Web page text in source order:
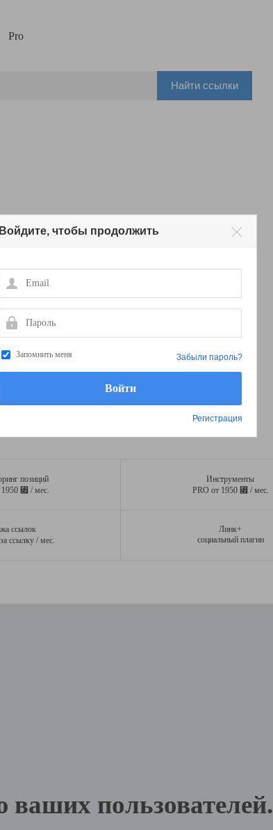
Pro
Найти ссылки
позиций
⃏ / мес.
Инструменты
PRO от 1950 ⃏ / мес.
ссылок
за ссылку / мес.
Линк+
социальный плагин
пользователей.
Войдите, чтобы продолжить
Email
Пароль
Запомнить меня
Регистрация
Забыли пароль?